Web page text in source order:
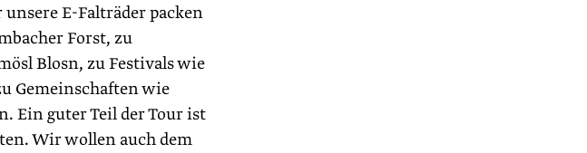
E-Falträder packen
Forst, zu
Blosn, zu Festivals wie
Gemeinschaften wie
Ein guter Teil der Tour ist
Wir wollen auch dem